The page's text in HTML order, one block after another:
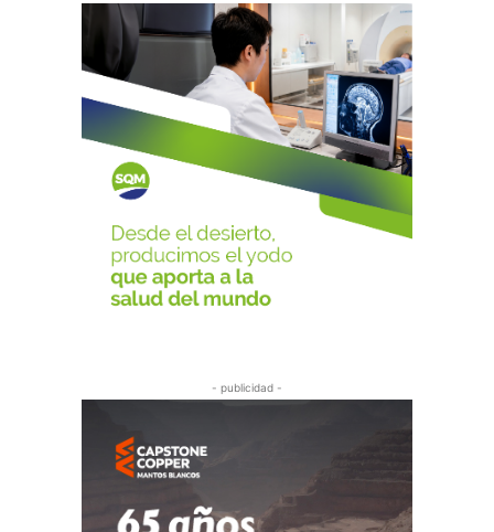
- publicidad -